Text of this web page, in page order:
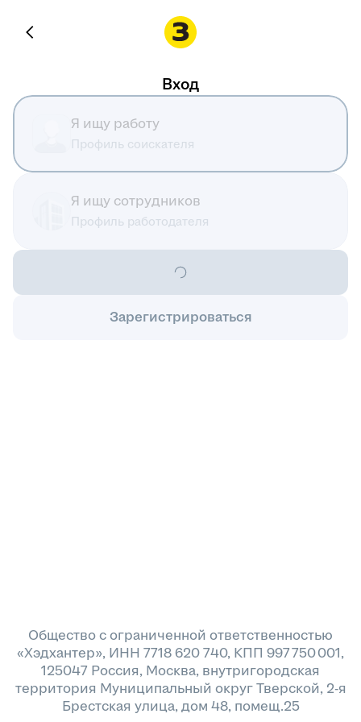
Вход
Я ищу работу
Профиль соискателя
Я ищу сотрудников
Профиль работодателя
Зарегистрироваться
Общество с ограниченной ответственностью
«Хэдхантер», ИНН 7718 620 740, КПП 997 750 001,
125047 Россия, Москва, внутригородская
территория Муниципальный округ Тверской, 2-я
Брестская улица, дом 48, помещ.25